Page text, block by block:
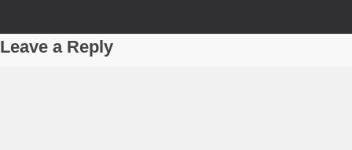
Leave a Reply